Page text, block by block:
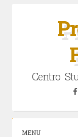
Centro
MENU